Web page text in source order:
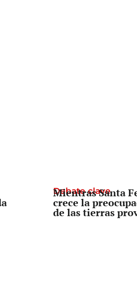
Debate clave
Mientras Santa
crece la
de las tierras